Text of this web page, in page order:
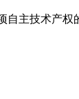
主技术产